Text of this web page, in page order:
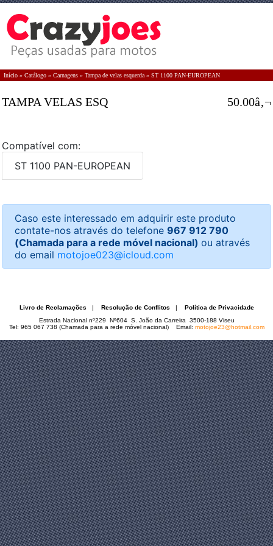
Início » Catálogo » Carnagens » Tampa de velas esquerda » ST 1100 PAN-EUROPEAN
TAMPA VELAS ESQ 50.00â‚¬
Compatível com:
ST 1100 PAN-EUROPEAN
Caso este interessado em adquirir este produto
contate-nos através do telefone 967 912 790
(Chamada para a rede móvel nacional) ou através
do email motojoe023@icloud.com
Livro de Reclamações | Resolução de Conflitos | Política de Privacidade
Estrada Nacional nº229 Nº604 S. João da Carreira 3500-188 Viseu
Tel: 965 067 738 (Chamada para a rede móvel nacional) Email: motojoe23@hotmail.com